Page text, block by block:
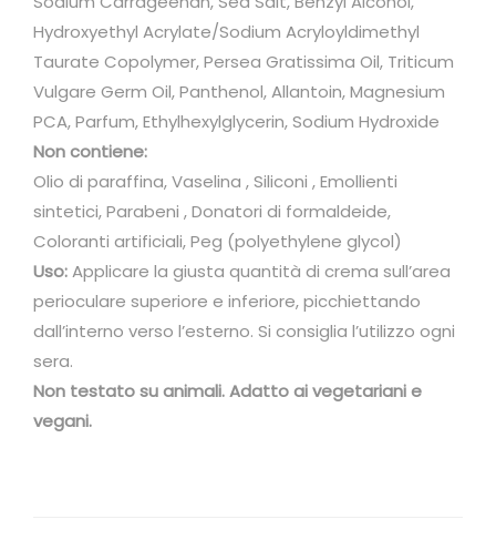
Hydroxyethyl Acrylate/Sodium Acryloyldimethyl
Taurate Copolymer, Persea Gratissima Oil, Triticum
Vulgare Germ Oil, Panthenol, Allantoin, Magnesium
PCA, Parfum, Ethylhexylglycerin, Sodium Hydroxide
Non contiene:
Olio di paraffina, Vaselina , Siliconi , Emollienti
sintetici, Parabeni , Donatori di formaldeide,
Coloranti artificiali, Peg (polyethylene glycol)
Uso:Applicare la giusta quantità di crema sull’area
perioculare superiore e inferiore, picchiettando
dall’interno verso l’esterno. Si consiglia l’utilizzo ogni
sera.
Non testato su animali. Adatto ai vegetariani e
vegani.